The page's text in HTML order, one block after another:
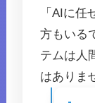
「AIに
方もいる
テムは人
はありま